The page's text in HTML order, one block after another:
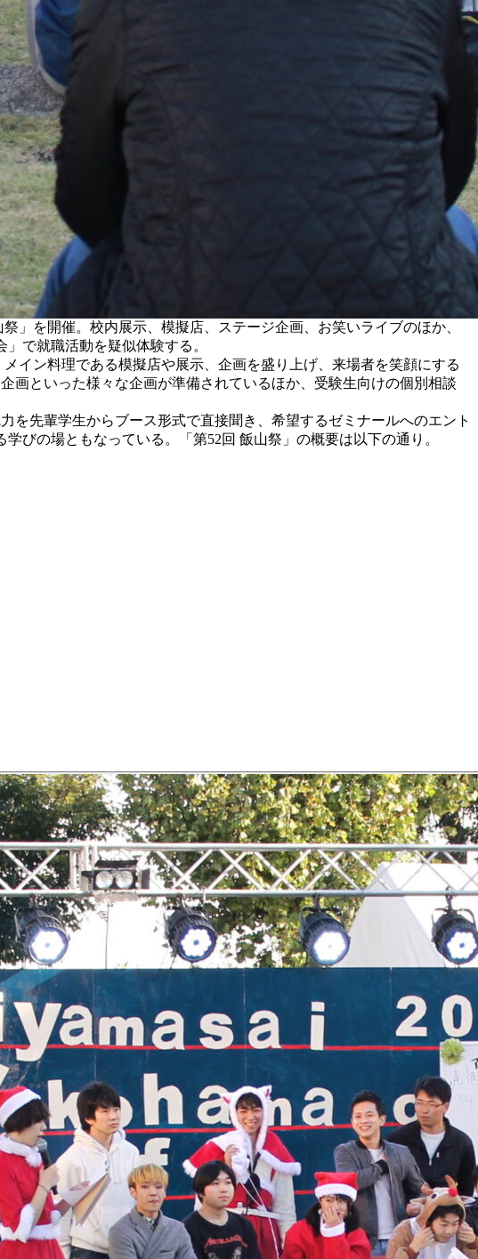
」を開催。校内展示、模擬店、ステージ企画、お笑いライブのほか、
で就職活動を疑似体験する。
イン料理である模擬店や展示、企画を盛り上げ、来場者を笑顔にする
画といった様々な企画が準備されているほか、受験生向けの個別相談
先輩学生からブース形式で直接聞き、希望するゼミナールへのエント
びの場ともなっている。「第52回 飯山祭」の概要は以下の通り。